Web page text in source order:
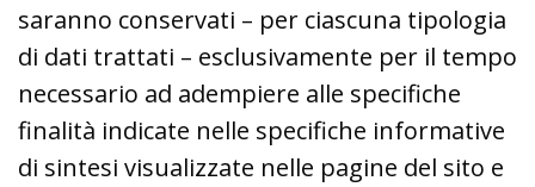
saranno conservati – per ciascuna tipologia
di dati trattati – esclusivamente per il tempo
necessario ad adempiere alle specifiche
finalità indicate nelle specifiche informative
di sintesi visualizzate nelle pagine del sito e